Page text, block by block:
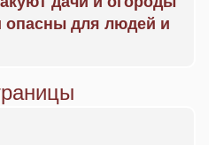
опасны для людей и